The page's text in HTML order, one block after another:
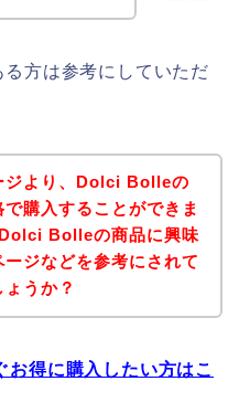
方は参考にしていただ
ジより、Dolci Bolleの
購入することができま
Bolleの商品に興味
ジなどを参考にされて
うか？
得に購入したい方はこ